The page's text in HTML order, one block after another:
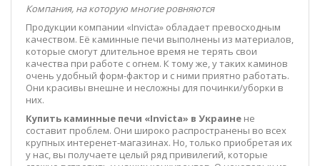
Компания, на которую многие ровняются
Продукции компании «Invicta» обладает превосходным
качеством. Её каминные печи выполнены из материалов,
которые смогут длительное время не терять свои
качества при работе с огнем. К тому же, у таких каминов
очень удобный форм-фактор и с ними приятно работать.
Они красивы внешне и несложны для починки/уборки в
них.
Купить каминные печи «Invicta» в Украине не
составит проблем. Они широко распространены во всех
крупных интеренет-магазинах. Но, только приобретая их
у нас, вы получаете целый ряд привилегий, которые